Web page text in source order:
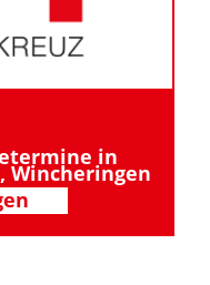
in
Wincheringen